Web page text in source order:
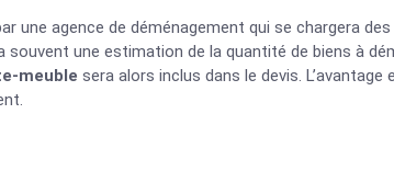
une agence de déménagement qui se chargera
une estimation de la quantité de biens à
meuble sera alors inclus dans le devis. L’avantage